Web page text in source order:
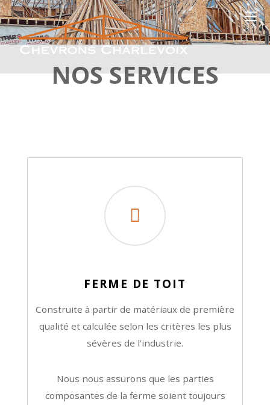
NOS SERVICES
FERME DE TOIT
Construite à partir de matériaux de première
qualité et calculée selon les critères les plus
sévères de l’industrie.
Nous nous assurons que les parties
composantes de la ferme soient toujours